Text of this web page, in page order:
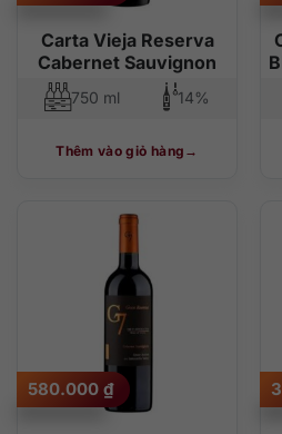
Carta Vieja Reserva
Cabernet Sauvignon
750 ml 14%
Thêm vào giỏ hàng
580.000 ₫